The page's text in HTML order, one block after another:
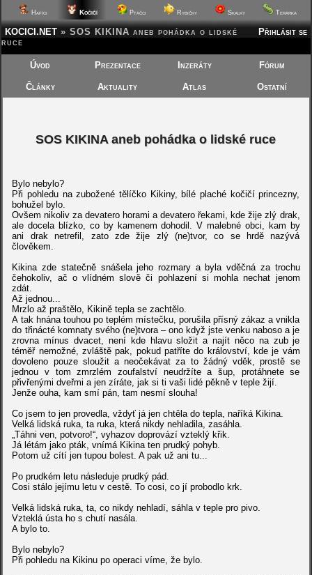
Hafíci Kočičí Ptáčci Rybičky Skalky Terárka
Přihlásit se
KOCICI.NET » SOS KIKINA aneb pohádka o lidské
ruce
Úvod Prezentace Inzeráty Fórum
Články Aktuality Atlas Ostatní
SOS KIKINA aneb pohádka o lidské ruce
Bylo nebylo?
Při pohledu na zubožené tělíčko Kikiny, bílé plaché kočičí princezny,
bohužel bylo.
Ovšem nikoliv za devatero horami a devatero řekami, kde žije zlý drak,
ale docela blízko, co by kamenem dohodil. V malebné obci, kam by
ani drak netrefil, zato zde žije zlý (ne)tvor, co se hrdě nazývá
člověkem.
Kikina zde statečně snášela jeho rozmary a byla vděčná za trochu
čehokoliv, ač o vlídném slově či pohlazení si mohla nechat jenom
zdát.
Až jednou...
Mrzlo až praštělo, Kikině tepla se zachtělo.
A tak hnána touhou po teplém místečku, porušila přísný zákaz a vnikla
do třinácté komnaty svého (ne)tvora – ono když jste venku naboso a je
zrovna mínus dvacet, není kde hlavu složit a najít něco na zub je
téměř nemožné, zvláště pak, pokud patříte do království, kde je vám
dovoleno pouze sloužit a neočekávat za to žádný vděk, prostě se
jednou v tom zmrzlém zoufalství neudržíte a šup, protáhnete se
přivřenými dveřmi a jen zíráte, jak si ti vaši lidé pěkně v teple žijí.
Jenže ouha, kam smí pán, tam nesmí slouha!
Co jsem to jen provedla, vždyť já jen chtěla do tepla, naříká Kikina.
Velká lidská ruka, ta ruka, která nikdy nehladila, zasáhla.
„Táhni ven, potvoro!“, vyhazov doprovází vzteklý křik.
Já létám jako pták, vnímá Kikina ten prudký pohyb.
Potom už cítí jen tupou bolest. A pak už ani tu...
Po prudkém letu následuje prudký pád.
Cosi stálo jejímu letu v cestě. To cosi, co jí probodlo krk.
Velká lidská ruka, ta, co nikdy nehladí, sáhla v teple pro pivo.
Vzteklá ústa ho s chutí nasála.
A bylo to.
Bylo nebylo?
Při pohledu na Kikinu po operaci víme, že bylo.